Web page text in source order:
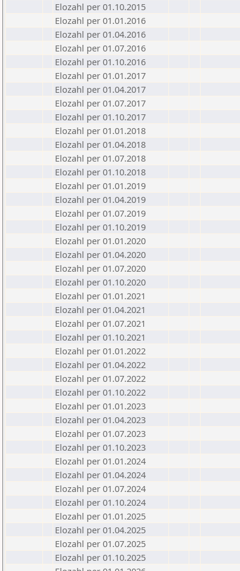
Elozahl per 01.10.2015
Elozahl per 01.01.2016
Elozahl per 01.04.2016
Elozahl per 01.07.2016
Elozahl per 01.10.2016
Elozahl per 01.01.2017
Elozahl per 01.04.2017
Elozahl per 01.07.2017
Elozahl per 01.10.2017
Elozahl per 01.01.2018
Elozahl per 01.04.2018
Elozahl per 01.07.2018
Elozahl per 01.10.2018
Elozahl per 01.01.2019
Elozahl per 01.04.2019
Elozahl per 01.07.2019
Elozahl per 01.10.2019
Elozahl per 01.01.2020
Elozahl per 01.04.2020
Elozahl per 01.07.2020
Elozahl per 01.10.2020
Elozahl per 01.01.2021
Elozahl per 01.04.2021
Elozahl per 01.07.2021
Elozahl per 01.10.2021
Elozahl per 01.01.2022
Elozahl per 01.04.2022
Elozahl per 01.07.2022
Elozahl per 01.10.2022
Elozahl per 01.01.2023
Elozahl per 01.04.2023
Elozahl per 01.07.2023
Elozahl per 01.10.2023
Elozahl per 01.01.2024
Elozahl per 01.04.2024
Elozahl per 01.07.2024
Elozahl per 01.10.2024
Elozahl per 01.01.2025
Elozahl per 01.04.2025
Elozahl per 01.07.2025
Elozahl per 01.10.2025